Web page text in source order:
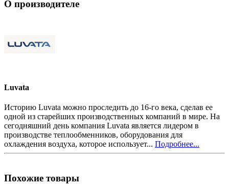
О производителе
Luvata
Историю Luvata можно проследить до 16-го века, сделав ее
одной из старейших производственных компаний в мире. На
сегодняшний день компания Luvata является лидером в
производстве теплообменников, оборудования для
охлаждения воздуха, которое использует... Подробнее...
Похожие товары